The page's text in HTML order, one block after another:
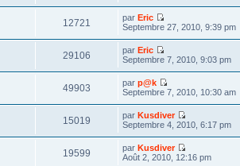
12721 parEric
Septembre 27, 2010, 9:39 pm
29106 parEric
Septembre 7, 2010, 9:03 pm
49903 parp@k
Septembre 7, 2010, 10:30 am
15019 parKusdiver
Septembre 4, 2010, 6:17 pm
19599 parKusdiver
Août 2, 2010, 12:16 pm